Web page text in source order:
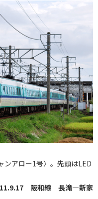
ンアロー1号〉。先頭はLED
阪和線 長滝―新家